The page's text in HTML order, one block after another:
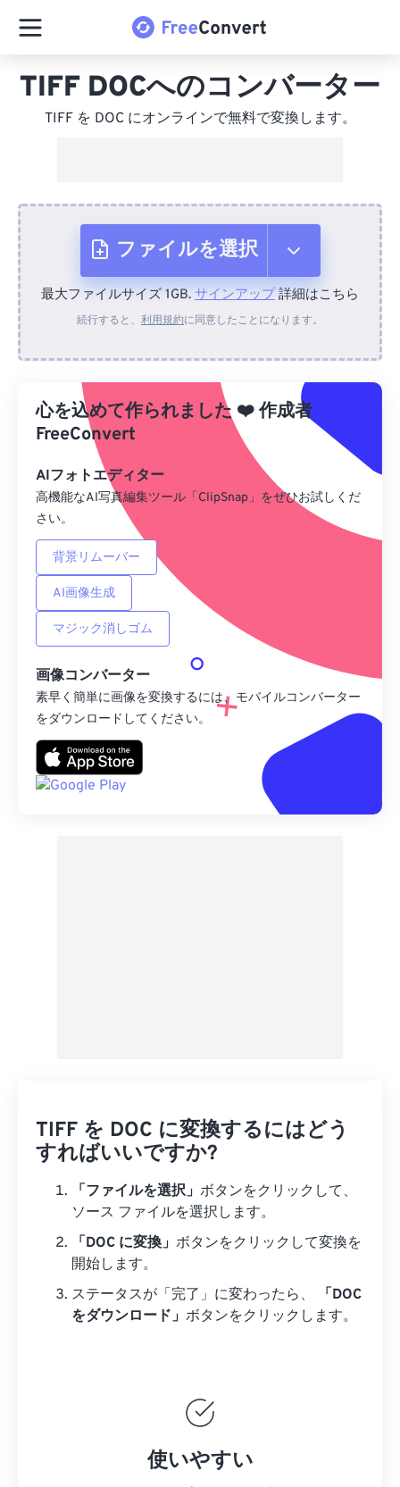
TIFF DOCへのコンバーター
TIFF を DOC にオンラインで無料で変換します。
ファイルを選択
デバイスから
Googleドライブから
OneDriveから
URLから
最大ファイルサイズ 1GB. サインアップ詳細はこちら
続行すると、 利用規約に同意したことになります。
心を込めて作られました ❤️作成者
FreeConvert
AIフォトエディター
高機能なAI写真編集ツール「ClipSnap」をぜひお試しくだ
さい。
背景リムーバー
AI画像生成
マジック消しゴム
画像コンバーター
素早く簡単に画像を変換するには、モバイルコンバーター
をダウンロードしてください。
TIFF を DOC に変換するにはどう
すればいいですか?
「ファイルを選択」 ボタンをクリックして、
ソース ファイルを選択します。
「DOC に変換」 ボタンをクリックして変換を
開始します。
ステータスが「完了」に変わったら、
「DOC
をダウンロード」 ボタンをクリックします。
使いやすい